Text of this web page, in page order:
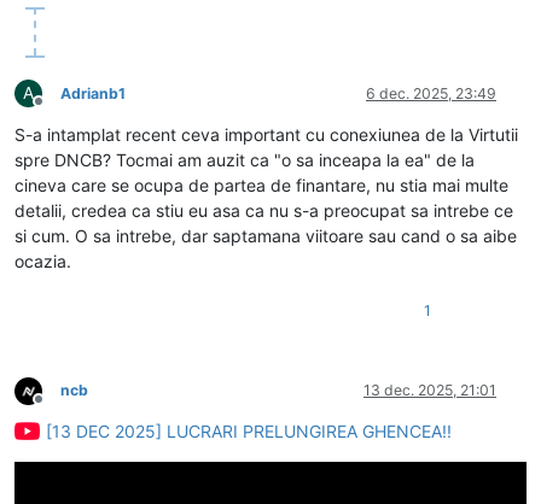
A
Deconectat
Adrianb1 6 dec. 2025, 23:49
S-a intamplat recent ceva important cu conexiunea de la Virtutii
spre DNCB? Tocmai am auzit ca "o sa inceapa la ea" de la
cineva care se ocupa de partea de finantare, nu stia mai multe
detalii, credea ca stiu eu asa ca nu s-a preocupat sa intrebe ce
si cum. O sa intrebe, dar saptamana viitoare sau cand o sa aibe
ocazia.
1
Deconectat
ncb 13 dec. 2025, 21:01
[13 DEC 2025] LUCRARI PRELUNGIREA GHENCEA!!